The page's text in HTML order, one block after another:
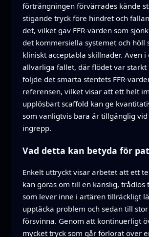
förträngningen förvärrades kände
stigande tryck före hindret och
det, vilket gav FFR-värden som
det kommersiella systemet och höll
kliniskt acceptabla skillnader. Även i
allvarliga fallet, där flödet var starkt
följde det smarta stentets FFR-
referensen, vilket visar att ett helt
upplösbart scaffold kan ge
som vanligtvis bara är tillgänglig vid
ingrepp.
Vad detta kan betyda för
Enkelt uttryckt visar arbetet att ett
kan göras om till en känslig, trådlös
som lever inne i artären tillräckligt
upptäcka problem och sedan till
försvinna. Genom att kontinuerligt
mycket tryck som går förlorat över